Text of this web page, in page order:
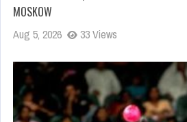
MOSKOW
Aug 5, 2026 33 Views